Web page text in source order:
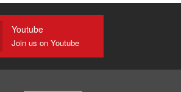
Youtube
Join us on Youtube